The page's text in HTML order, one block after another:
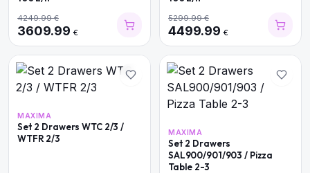
4249.99€
3609.99 €
5299.99€
4499.99 €
MAXIMA
Set 2 Drawers WTC 2/3 /
WTFR 2/3
MAXIMA
Set 2 Drawers
SAL900/901/903 / Pizza
Table 2-3